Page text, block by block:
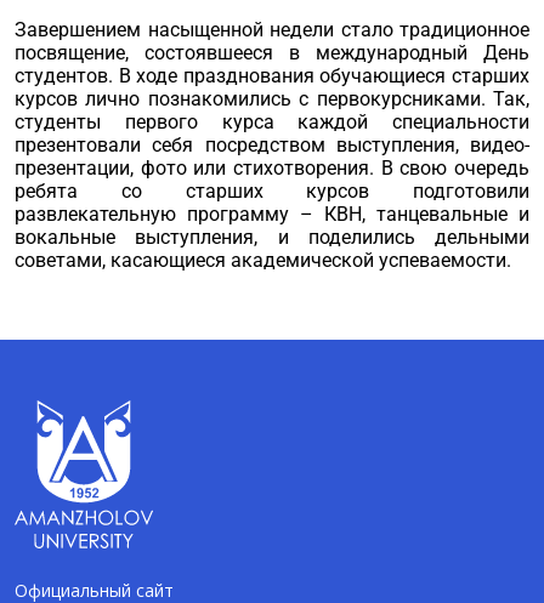
Завершением насыщенной недели стало традиционное
посвящение, состоявшееся в международный День
студентов. В ходе празднования обучающиеся старших
курсов лично познакомились с первокурсниками. Так,
студенты первого курса каждой специальности
презентовали себя посредством выступления, видео-
презентации, фото или стихотворения. В свою очередь
ребята со старших курсов подготовили
развлекательную программу – КВН, танцевальные и
вокальные выступления, и поделились дельными
советами, касающиеся академической успеваемости.
Официальный сайт